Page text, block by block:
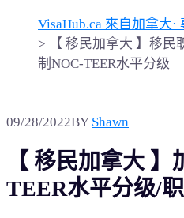
VisaHub.ca 來自加拿大·
>
【 移民加拿大 】移
制NOC-TEER水平分级
09/28/2022BY Shawn
【 移民加拿大
TEER水平分级/